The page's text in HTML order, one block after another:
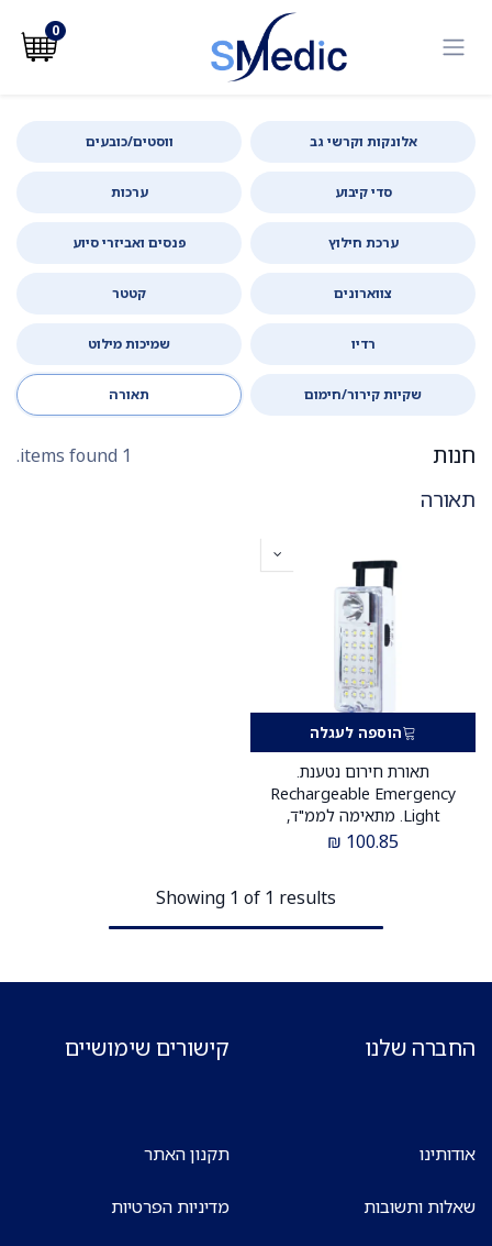
0
אלונקות וקרשי גב ווסטים/כובעים
סדי קיבוע ערכות
ערכת חילוץ פנסים ואביזרי סיוע
צווארונים קטטר
רדיו שמיכות מילוט
שקיות קירור/חימום תאורה
חנות 1 items found.
תאורה
הוספה לעגלה
תאורת חירום נטענת.
Rechargeable Emergency
Light. מתאימה לממ"ד,
הפסקות חשמל וחירום. תקן
100.85
₪
Showing 1 of 1 results
החברה שלנו
אודותינו
שאלות ותשובות
קישורים שימושיים
תקנון האתר
מדיניות הפרטיות